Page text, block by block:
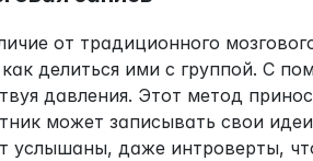
от традиционного
делиться ими с группой. С
давления. Этот метод
может записывать свои
услышаны, даже интроверты,